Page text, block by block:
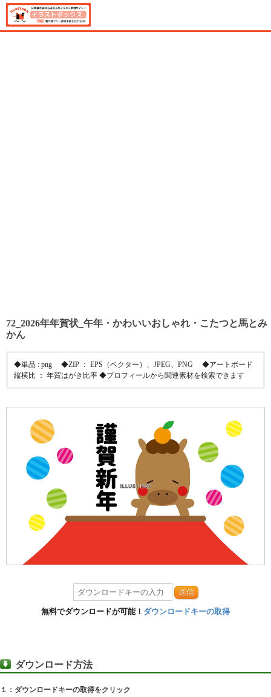
72_2026年年賀状_午年・かわいいおしゃれ・こたつと馬とみ
かん
◆単品 : png ◆ZIP ： EPS（ベクター）、JPEG、PNG ◆アートボード
縦横比 ： 年賀はがき比率 ◆プロフィールから関連素材を検索できます
送信
無料でダウンロードが可能！ ダウンロードキーの取得
ダウンロード方法
１：ダウンロードキーの取得をクリック